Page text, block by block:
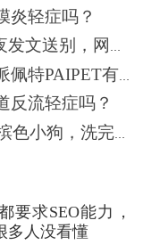
炎轻症吗？
● 网红小狗“妞妞”离世，主人深夜发文送别，网友留言悼念
● 如何甄别鹦鹉粮品质好不好？派佩特PAIPET有话说！
反流轻症吗？
● 哈尔滨一男子花1400元网购香槟色小狗，洗完澡变纯白色
要求SEO能力，
多人没看懂